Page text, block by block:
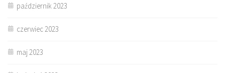
październik 2023
czerwiec 2023
maj 2023